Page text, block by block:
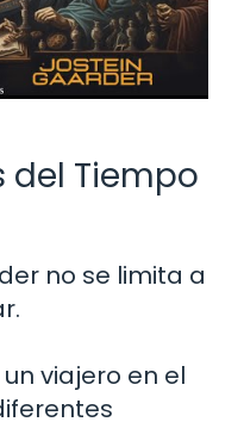
del Tiempo
no se limita a
viajero en el